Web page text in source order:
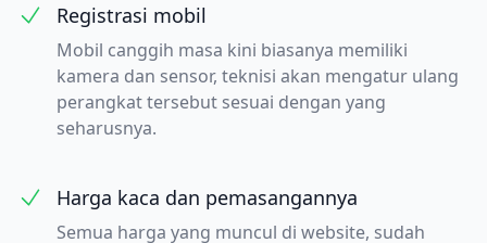
Registrasi mobil
Mobil canggih masa kini biasanya memiliki
kamera dan sensor, teknisi akan mengatur ulang
perangkat tersebut sesuai dengan yang
seharusnya.
Harga kaca dan pemasangannya
Semua harga yang muncul di website, sudah